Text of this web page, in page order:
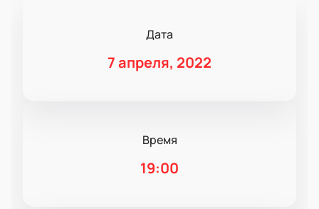
Дата
7 апреля, 2022
Время
19:00